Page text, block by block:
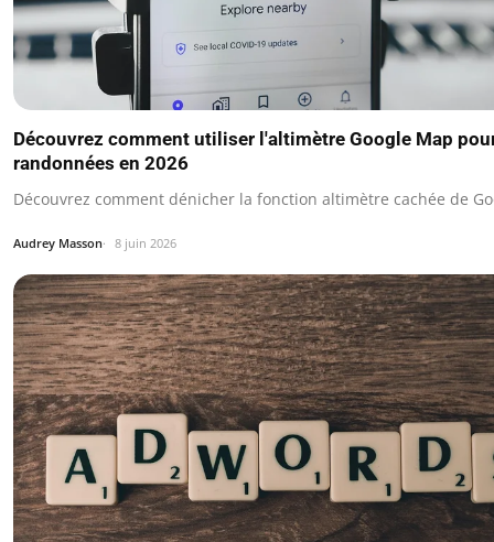
Découvrez comment utiliser l'altimètre Google Map
randonnées en 2026
Découvrez comment dénicher la fonction altimètre cachée de
Audrey Masson 8 juin 2026